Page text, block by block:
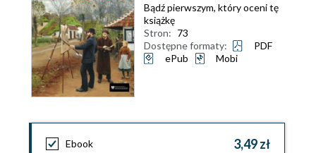
Bądź pierwszym, który oceni tę
książkę
Stron: 73
Dostępne formaty:
PDF
ePub
Mobi
Ebook 3,49 zł